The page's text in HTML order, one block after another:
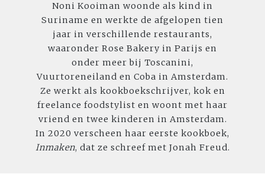
Noni Kooiman woonde als kind in
Suriname en werkte de afgelopen tien
jaar in verschillende restaurants,
waaronder Rose Bakery in Parijs en
onder meer bij Toscanini,
Vuurtoreneiland en Coba in Amsterdam.
Ze werkt als kookboekschrijver, kok en
freelance foodstylist en woont met haar
vriend en twee kinderen in Amsterdam.
In 2020 verscheen haar eerste kookboek,
Inmaken, dat ze schreef met Jonah Freud.